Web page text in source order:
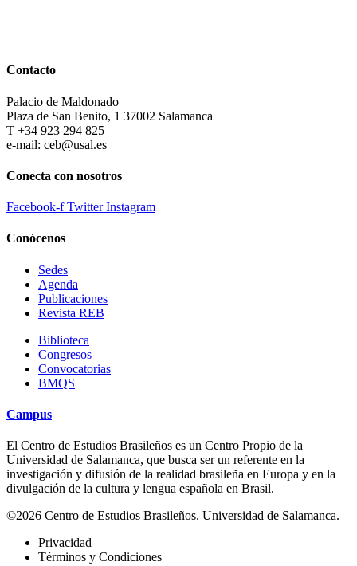
Contacto
Palacio de Maldonado
Plaza de San Benito, 1 37002 Salamanca
T +34 923 294 825
e-mail: ceb@usal.es
Conecta con nosotros
Facebook-f Twitter Instagram
Conócenos
Sedes
Agenda
Publicaciones
Revista REB
Biblioteca
Congresos
Convocatorias
BMQS
Campus
El Centro de Estudios Brasileños es un Centro Propio de la
Universidad de Salamanca, que busca ser un referente en la
investigación y difusión de la realidad brasileña en Europa y en la
divulgación de la cultura y lengua española en Brasil.
©2026 Centro de Estudios Brasileños. Universidad de Salamanca.
Privacidad
Términos y Condiciones